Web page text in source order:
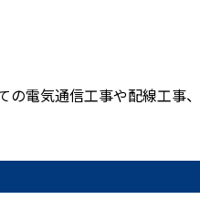
電気通信工事や配線工事